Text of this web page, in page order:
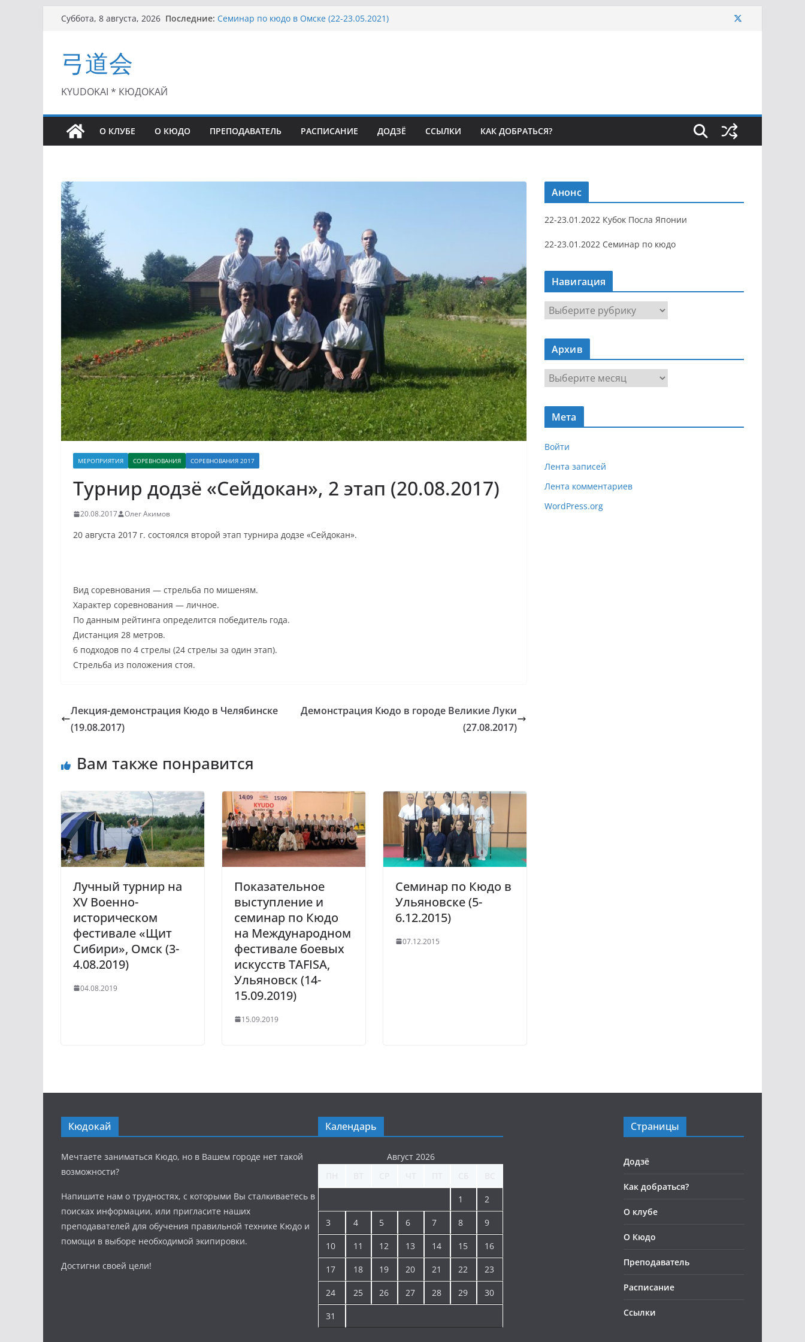
Перейти
Суббота, 8 августа, 2026 Последние: Семинар по кюдо в Омске (22-23.05.2021)
弓道会
KYUDOKAI * КЮДОКАЙ
О КЛУБЕ О КЮДО ПРЕПОДАВАТЕЛЬ РАСПИСАНИЕ ДОДЗЁ ССЫЛКИ КАК ДОБРАТЬСЯ?
МЕРОПРИЯТИЯ СОРЕВНОВАНИЯ СОРЕВНОВАНИЯ 2017
Турнир додзё «Сейдокан», 2 этап (20.08.2017)
20.08.2017 Олег Акимов
20 августа 2017 г. состоялся второй этап турнира додзе «Сейдокан».
Вид соревнования — стрельба по мишеням.
Характер соревнования — личное.
По данным рейтинга определится победитель года.
Дистанция 28 метров.
6 подходов по 4 стре­лы (24 стрелы за один этап).
Стрельба из положения стоя.
Лекция-демонстрация Кюдо в Челябинске
(19.08.2017)
Демонстрация Кюдо в городе Великие Луки
(27.08.2017)
Вам также понравится
Лучный турнир на
XV Военно-
историческом
фестивале «Щит
Сибири», Омск (3-
4.08.2019)
04.08.2019
Показательное
выступление и
семинар по Кюдо
на Международном
фестивале боевых
искусств TAFISA,
Ульяновск (14-
15.09.2019)
15.09.2019
Семинар по Кюдо в
Ульяновске (5-
6.12.2015)
07.12.2015
Анонс
22-23.01.2022 Кубок Посла Японии
22-23.01.2022 Семинар по кюдо
Навигация
Н
а
в
г
я
Архив
р
х
Мета
Войти
Лента записей
Лента комментариев
WordPress.org
Кюдокай
Мечтаете заниматься Кюдо, но в Вашем городе нет такой
возможности?
Напишите нам о трудностях, с которыми Вы сталкиваетесь в
поисках информации, или пригласите наших
преподавателей для обучения правильной технике Кюдо и
помощи в выборе необходимой экипировки.
Достигни своей цели!
Календарь
Август 2026
1 2
3 4 5 6 7 8 9
10 11 12 13 14 15 16
17 18 19 20 21 22 23
24 25 26 27 28 29 30
31
Страницы
Додзё
Как добраться?
О клубе
О Кюдо
Преподаватель
Расписание
Ссылки